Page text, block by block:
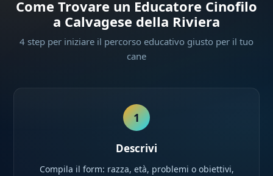
Come Trovare un Educatore Cinofilo
a Calvagese della Riviera
4 step per iniziare il percorso educativo giusto per il tuo
cane
1
Descrivi
Compila il form: razza, età, problemi o obiettivi,